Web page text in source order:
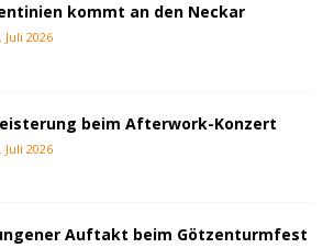
kommt an den Neckar
Juli 2026
beim Afterwork-Konzert
Juli 2026
Auftakt beim Götzenturmfest